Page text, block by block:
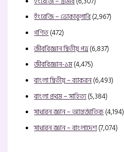
ইংরেজি – ভোকাবুলারি(2,967)
গণিত(472)
জীববিজ্ঞান দ্বিতীয় পত্র(6,837)
জীববিজ্ঞান-১ম(4,475)
বাংলা দ্বিতীয় – ব্যাকরন(6,493)
বাংলা প্রথম – সাহিত্য(5,384)
সাধারন জ্ঞান – আন্তর্জাতিক(4,194)
সাধারন জ্ঞান – বাংলাদেশ(7,074)